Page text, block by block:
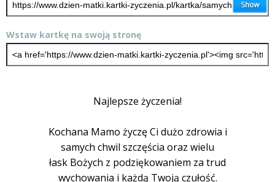
Wstaw kartkę na swoją stronę
Najlepsze życzenia!
Kochana Mamo życzę Ci dużo zdrowia i
samych chwil szczęścia oraz wielu
łask Bożych z podziękowaniem za trud
wychowania i każdą Twoją czułość.